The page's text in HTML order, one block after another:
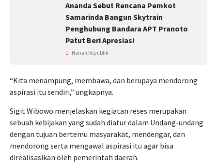
Ananda Sebut Rencana Pemkot
Samarinda Bangun Skytrain
Penghubung Bandara APT Pranoto
Patut Beri Apresiasi
Harian Republik
“Kita menampung, membawa, dan berupaya mendorong
aspirasi itu sendiri,” ungkapnya.
Sigit Wibowo menjelaskan kegiatan reses merupakan
sebuah kebijakan yang sudah diatur dalam Undang-undang
dengan tujuan bertemu masyarakat, mendengar, dan
mendorong serta mengawal aspirasi itu agar bisa
direalisasikan oleh pemerintah daerah.